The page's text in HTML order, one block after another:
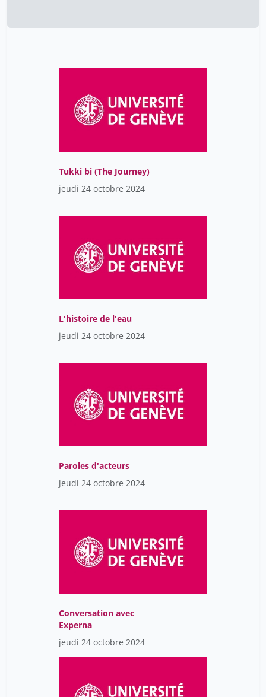
Tukki bi (The Journey)
jeudi 24 octobre 2024
L'histoire de l'eau
jeudi 24 octobre 2024
Paroles d'acteurs
jeudi 24 octobre 2024
Conversation avec
Experna
jeudi 24 octobre 2024